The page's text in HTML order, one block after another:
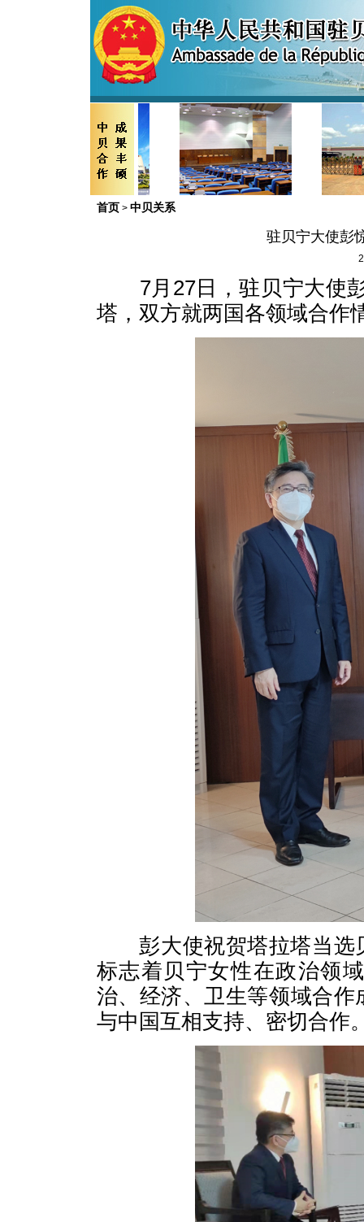
首页 > 中贝关系
驻贝宁大使彭
7月27日，驻贝宁大使彭
塔，双方就两国各领域合作
彭大使祝贺塔拉塔当选
标志着贝宁女性在政治领
治、经济、卫生等领域合
与中国互相支持、密切合作